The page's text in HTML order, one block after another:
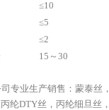
≤10
≤5
≤2
15～30
专业生产销售 ： 蒙泰丝 ，
纶DTY丝 ， 丙纶细旦丝 ，